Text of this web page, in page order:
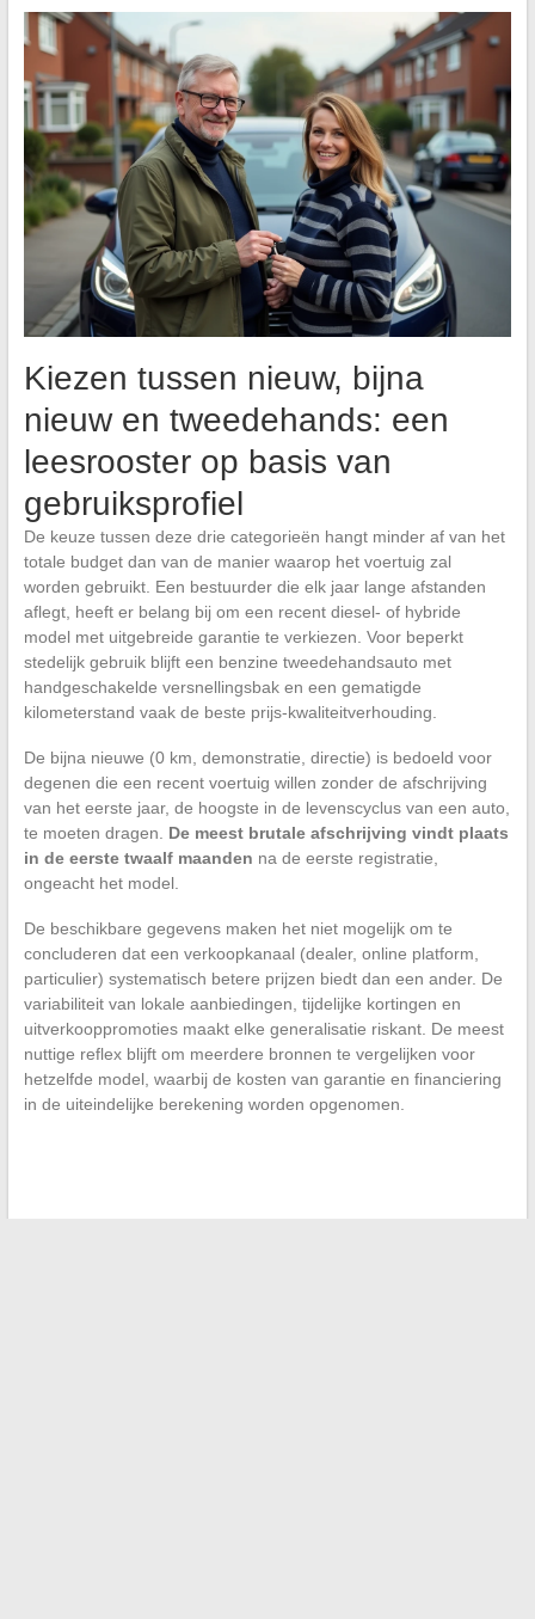
Kiezen tussen nieuw, bijna
nieuw en tweedehands: een
leesrooster op basis van
gebruiksprofiel
De keuze tussen deze drie categorieën hangt minder af van het
totale budget dan van de manier waarop het voertuig zal
worden gebruikt. Een bestuurder die elk jaar lange afstanden
aflegt, heeft er belang bij om een recent diesel- of hybride
model met uitgebreide garantie te verkiezen. Voor beperkt
stedelijk gebruik blijft een benzine tweedehandsauto met
handgeschakelde versnellingsbak en een gematigde
kilometerstand vaak de beste prijs-kwaliteitverhouding.
De bijna nieuwe (0 km, demonstratie, directie) is bedoeld voor
degenen die een recent voertuig willen zonder de afschrijving
van het eerste jaar, de hoogste in de levenscyclus van een auto,
te moeten dragen. De meest brutale afschrijving vindt plaats
in de eerste twaalf maanden na de eerste registratie,
ongeacht het model.
De beschikbare gegevens maken het niet mogelijk om te
concluderen dat een verkoopkanaal (dealer, online platform,
particulier) systematisch betere prijzen biedt dan een ander. De
variabiliteit van lokale aanbiedingen, tijdelijke kortingen en
uitverkooppromoties maakt elke generalisatie riskant. De meest
nuttige reflex blijft om meerdere bronnen te vergelijken voor
hetzelfde model, waarbij de kosten van garantie en financiering
in de uiteindelijke berekening worden opgenomen.